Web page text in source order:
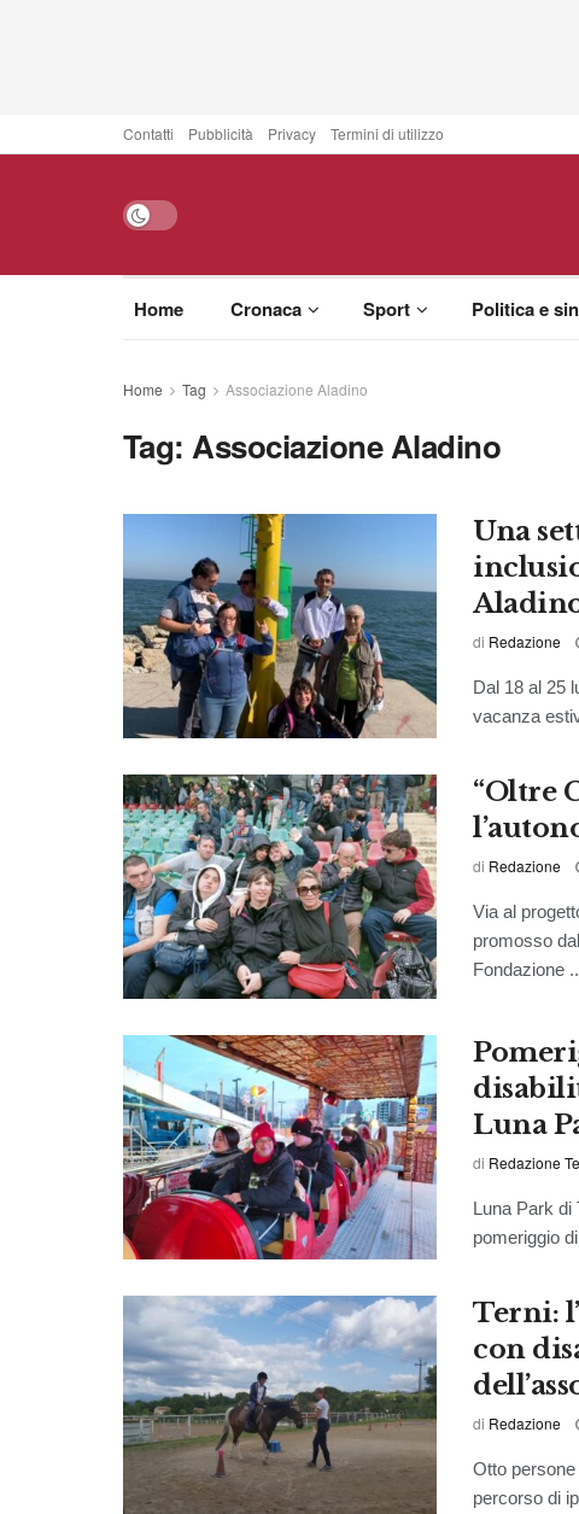
Contatti Pubblicità Privacy Termini di utilizzo
Home Cronaca Sport Politica e
Home Tag Associazione Aladino
Tag:Associazione Aladino
Una
di Redazione
Dal 18 al 25
vacanza
“Oltre
di Redazione
Via al
promosso
Fondazione
Luna
di Redazione
Luna Park di
pomeriggio
Terni:
con
di Redazione
Otto
percorso di